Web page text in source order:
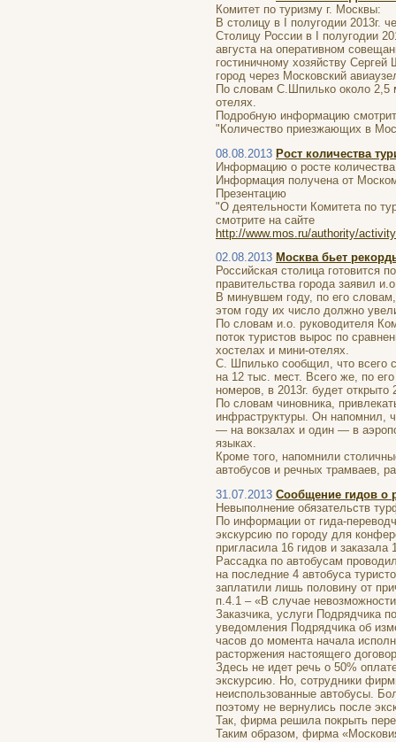
Комитет по туризму г. Москвы:
В столицу в I полугодии 2013г.
Столицу России в I полугодии
августа на оперативном
гостиничному хозяйству
город через Московский
По словам С.Шпилько около 2,5
отелях.
Подробную информацию
"Количество приезжающих в
08.08.2013 Рост количества
Информацию о росте
Информация получена от
Презентацию
"О деятельности Комитета по
смотрите на сайте
http://www.mos.ru/authority/
02.08.2013 Москва бьет
Российская столица готовится
правительства города заявил
В минувшем году, по его
этом году их число должно
По словам и.о. руководителя
поток туристов вырос по
хостелах и мини-отелях.
С. Шпилько сообщил, что всего
на 12 тыс. мест. Всего же, по
номеров, в 2013г. будет
По словам чиновника,
инфраструктуры. Он напомнил,
— на вокзалах и один — в
языках.
Кроме того, напомнили
автобусов и речных трамваев,
31.07.2013 Сообщение гидов о
Невыполнение обязательств
По информации от гида-
экскурсию по городу для
пригласила 16 гидов и
Рассадка по автобусам
на последние 4 автобуса
заплатили лишь половину от
п.4.1 – «В случае
Заказчика, услуги Подрядчика
уведомления Подрядчика об
часов до момента начала
расторжения настоящего
Здесь не идет речь о 50%
экскурсию. Но, сотрудники
неиспользованные автобусы.
поэтому не вернулись после
Так, фирма решила покрыть
Таким образом, фирма